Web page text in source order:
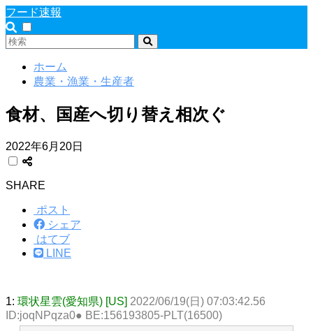
フード速報
ホーム
農業・漁業・生産者
食材、国産へ切り替え相次ぐ
2022年6月20日
SHARE
ポスト
シェア
はてブ
LINE
1: 環状星雲(愛知県) [US] 2022/06/19(日) 07:03:42.56
ID:joqNPqza0● BE:156193805-PLT(16500)